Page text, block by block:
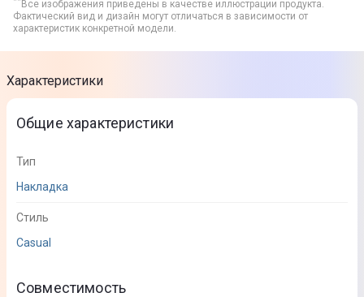
Все изображения приведены в качестве иллюстрации продукта.
Фактический вид и дизайн могут отличаться в зависимости от
характеристик конкретной модели.
Характеристики
Общие характеристики
Тип
Накладка
Стиль
Casual
Совместимость